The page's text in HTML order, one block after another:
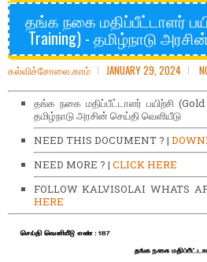
தங்க நகை மதிப்பீட்டாளர்
Training) - தமிழ்நாடு
கல்விச்சோலை.காம் JANUARY 29, 2024
தங்க நகை மதிப்பீட்டாளர் பயிற்சி
தமிழ்நாடு அரசின் செய்தி வெளியீடு
NEED THIS DOCUMENT ? |
NEED MORE ? | CLICK HERE
FOLLOW KALVISOLAI WHATS
HERE